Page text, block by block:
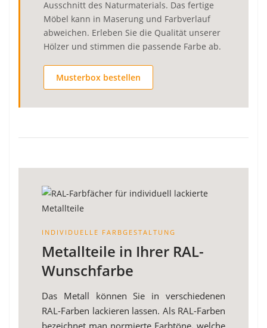
Ausschnitt des Naturmaterials. Das fertige
Möbel kann in Maserung und Farbverlauf
abweichen. Erleben Sie die Qualität unserer
Hölzer und stimmen die passende Farbe ab.
Musterbox bestellen
INDIVIDUELLE FARBGESTALTUNG
Metallteile in Ihrer RAL-
Wunschfarbe
Das Metall können Sie in verschiedenen
RAL-Farben lackieren lassen. Als RAL-Farben